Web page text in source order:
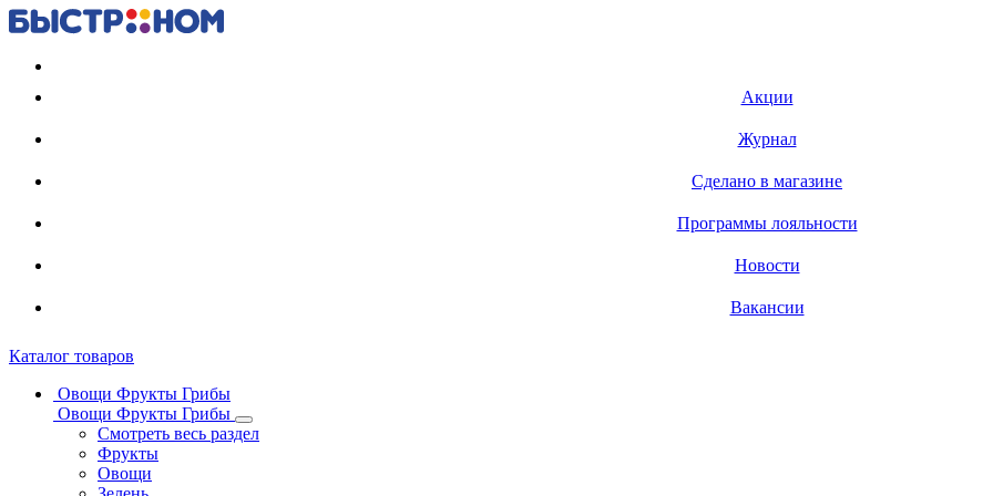
Акции
Журнал
Сделано в магазине
Программы лояльности
Новости
Вакансии
Каталог товаров
Овощи Фрукты Грибы
Овощи Фрукты Грибы
Смотреть весь раздел
Фрукты
Овощи